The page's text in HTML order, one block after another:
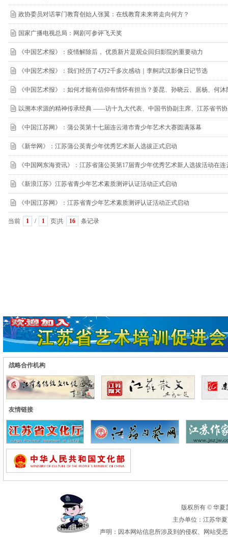
政协委员对话掌门教育创始人张翼：在线教育未来将走向何方？
国家广播电视总局：网剧可参评飞天奖
《中国艺术报》：疫情解除后， 优质新片是观众回归影院的重要动力
《中国艺术报》：我们经历了4万2千多次感动｜李舸武汉影像日记节选
《中国艺术报》：如何才能有信仰有情怀有担当？姜昆、孙晓云、居杨、何沐
以溯本求源的精神传承经典 ——访十九大代表、中国书协副主席、江苏省书
《中国江苏网》：蒲公英第十七届连云港市青少年艺术大赛圆满落幕
《新华网》：江苏蒲公英青少年优秀艺术新人选拔正式启动
《中国网东海资讯》：江苏省蒲公英第17届青少年优秀艺术新人选拔活动在
《新浪江苏》江苏省青少年艺术素质测评认证活动正式启动
《中国江苏网》：江苏省青少年艺术素质测评认证活动正式启动
当前 1 / 1 页|共 16 条记录
战略合作机构
友情链接
版权所有 © 华夏
主办单位：江苏华
声明：因本网站信息所涉及到的侵权、网站受